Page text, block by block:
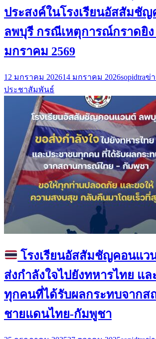
ประสงค์ในโรงเรียนอัสสัมชั
ลพบุรี กรณีเหตุการณ์กราดยิง
มกราคม 2569
12 มกราคม 202614 มกราคม 2026sopidtraข่
ประชาสัมพันธ์
โรงเรียนอัสสัมชัญคอนแว
ส่งกำลังใจไปยังทหารไทย แ
ทุกคนที่ได้รับผลกระทบจากส
ชายแดนไทย-กัมพูชา